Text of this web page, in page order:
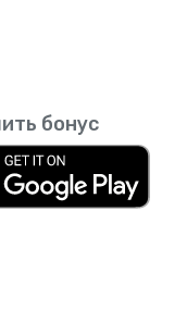
бонус